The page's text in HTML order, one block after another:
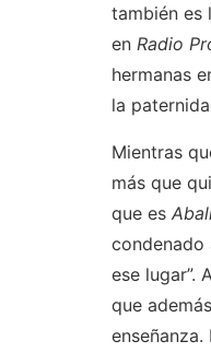
también es
en Radio
hermanas
la
Mientras
más que
que es
condenado
ese lugar”.
que